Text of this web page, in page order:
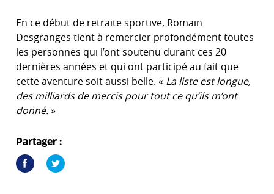
En ce début de retraite sportive, Romain
Desgranges tient à remercier profondément toutes
les personnes qui l’ont soutenu durant ces 20
dernières années et qui ont participé au fait que
cette aventure soit aussi belle. « La liste est longue,
des milliards de mercis pour tout ce qu’ils m’ont
donné.»
Partager :